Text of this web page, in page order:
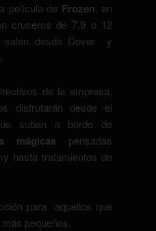
película de Frozen, en
cruceros de 7,9 o 12
salen desde Dover y
de la empresa,
disfrutarán desde el
suban a bordo de
mágicas pensadas
hasta tratamientos de
para aquellos que
pequeños.